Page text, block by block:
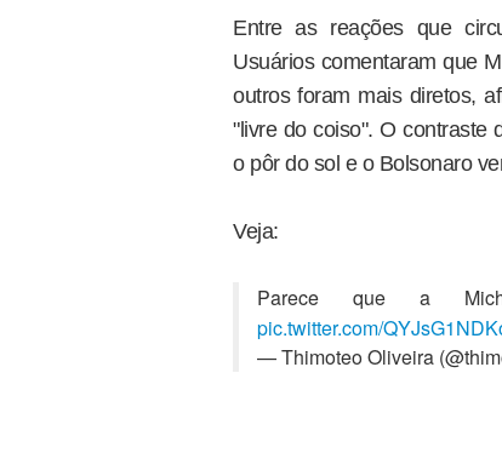
Entre as reações que
Usuários comentaram que
outros foram mais diretos,
"livre do coiso". O contraste
o pôr do sol e o Bolsonaro
Veja:
Parece que a
pic.twitter.com/
— Thimoteo Oliveira